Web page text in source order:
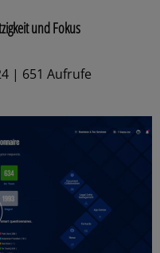
und Fokus
| 651 Aufrufe